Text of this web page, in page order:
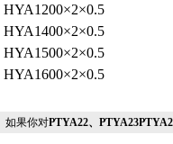
HYA1200×2×0.5
HYA1400×2×0.5
HYA1500×2×0.5
HYA1600×2×0.5
如果你对PTYA22、